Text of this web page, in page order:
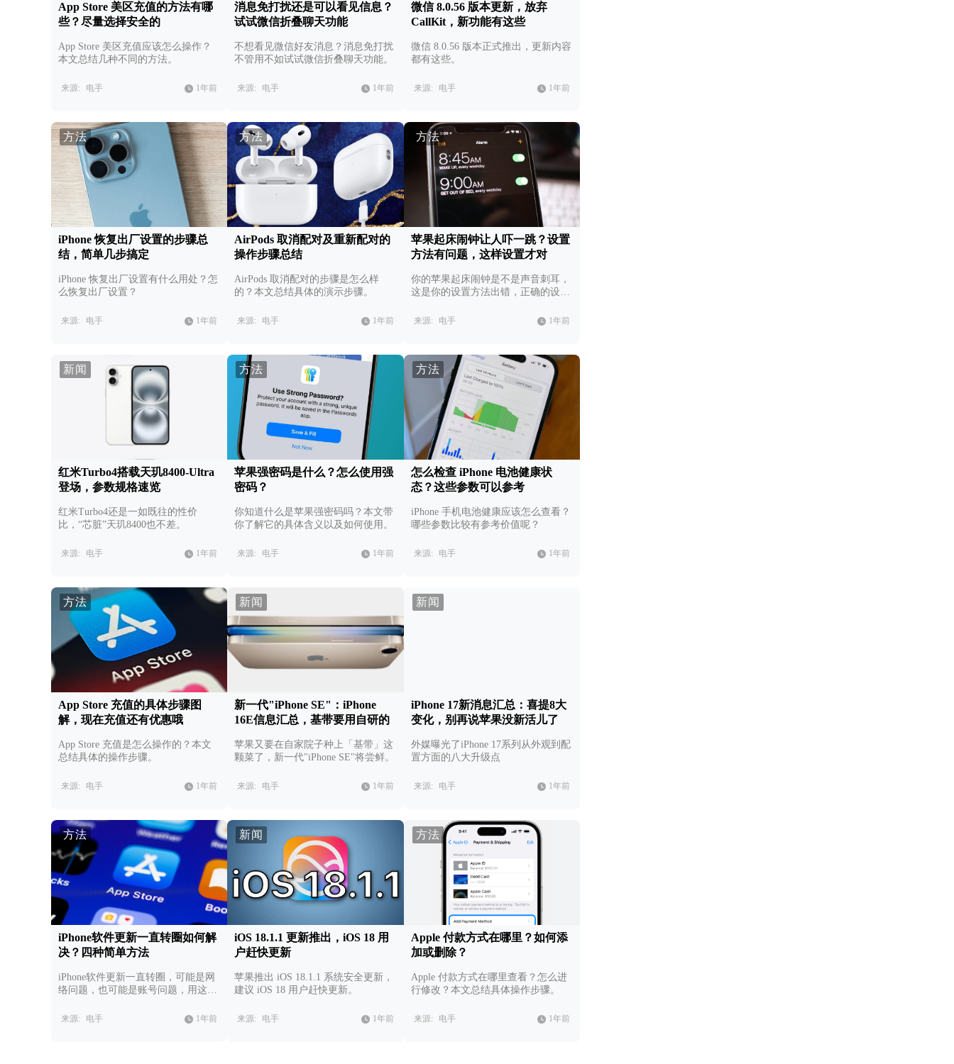
App Store 美区充值的方法有哪
些？尽量选择安全的
App Store 美区充值应该怎么操作？
本文总结几种不同的方法。
来源: 电手 1年前
消息免打扰还是可以看见信息？
试试微信折叠聊天功能
不想看见微信好友消息？消息免打扰
不管用不如试试微信折叠聊天功能。
来源: 电手 1年前
微信 8.0.56 版本更新，放弃
CallKit，新功能有这些
微信 8.0.56 版本正式推出，更新内容
都有这些。
来源: 电手 1年前
方法
iPhone 恢复出厂设置的步骤总
结，简单几步搞定
iPhone 恢复出厂设置有什么用处？怎
么恢复出厂设置？
来源: 电手 1年前
方法
AirPods 取消配对及重新配对的
操作步骤总结
AirPods 取消配对的步骤是怎么样
的？本文总结具体的演示步骤。
来源: 电手 1年前
方法
苹果起床闹钟让人吓一跳？设置
方法有问题，这样设置才对
你的苹果起床闹钟是不是声音刺耳，
这是你的设置方法出错，正确的设置
来源: 电手 1年前
新闻
红米Turbo4搭载天玑8400-Ultra
登场，参数规格速览
红米Turbo4还是一如既往的性价
比，“芯脏”天玑8400也不差。
来源: 电手 1年前
方法
苹果强密码是什么？怎么使用强
密码？
你知道什么是苹果强密码吗？本文带
你了解它的具体含义以及如何使用。
来源: 电手 1年前
方法
怎么检查 iPhone 电池健康状
态？这些参数可以参考
iPhone 手机电池健康应该怎么查看？
哪些参数比较有参考价值呢？
来源: 电手 1年前
方法
App Store 充值的具体步骤图
解，现在充值还有优惠哦
App Store 充值是怎么操作的？本文
总结具体的操作步骤。
来源: 电手 1年前
新闻
新一代"iPhone SE"：iPhone
16E信息汇总，基带要用自研的
苹果又要在自家院子种上「基带」这
颗菜了，新一代"iPhone SE"将尝鲜。
来源: 电手 1年前
新闻
iPhone 17新消息汇总：喜提8大
变化，别再说苹果没新活儿了
外媒曝光了iPhone 17系列从外观到配
置方面的八大升级点
来源: 电手 1年前
方法
iPhone软件更新一直转圈如何解
决？四种简单方法
iPhone软件更新一直转圈，可能是网
络问题，也可能是账号问题，用这四
来源: 电手 1年前
新闻
iOS 18.1.1 更新推出，iOS 18 用
户赶快更新
苹果推出 iOS 18.1.1 系统安全更新，
建议 iOS 18 用户赶快更新。
来源: 电手 1年前
方法
Apple 付款方式在哪里？如何添
加或删除？
Apple 付款方式在哪里查看？怎么进
行修改？本文总结具体操作步骤。
来源: 电手 1年前